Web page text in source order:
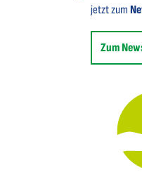
jetzt zum
Zum